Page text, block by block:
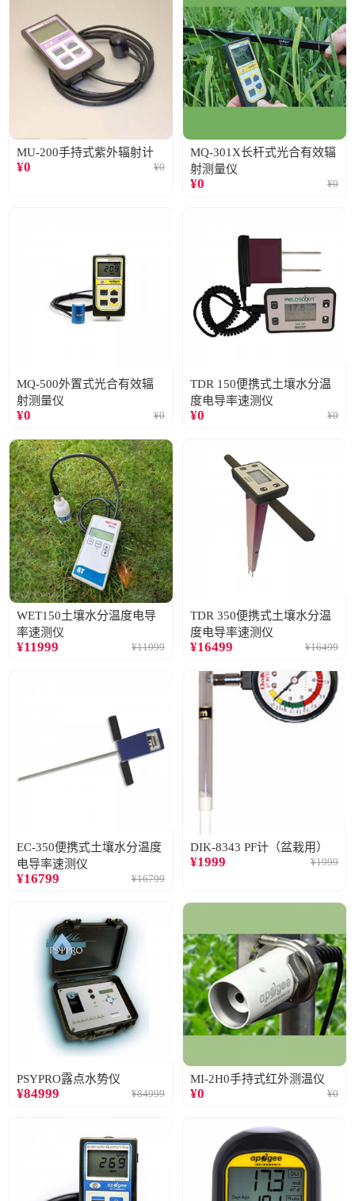
MU-200手持式紫外辐射计
¥0 ¥0
MQ-301X长杆式光合有效辐
射测量仪
¥0 ¥0
MQ-500外置式光合有效辐
射测量仪
¥0 ¥0
TDR 150便携式土壤水分温
度电导率速测仪
¥0 ¥0
WET150土壤水分温度电导
率速测仪
¥11999 ¥11999
TDR 350便携式土壤水分温
度电导率速测仪
¥16499 ¥16499
EC-350便携式土壤水分温度
电导率速测仪
¥16799 ¥16799
DIK-8343 PF计（盆栽用）
¥1999 ¥1999
PSYPRO露点水势仪
¥84999 ¥84999
MI-2H0手持式红外测温仪
¥0 ¥0